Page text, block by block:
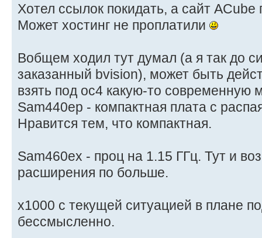
Хотел ссылок покидать, а сайт
Может хостинг не проплатили
Вобщем ходил тут думал (а я так до
заказанный bvision), может быть
взять под ос4 какую-то современную
Sam440ep - компактная плата с
Нравится тем, что компактная.
Sam460ex - проц на 1.15 ГГц. Тут и
расширения по больше.
x1000 с текущей ситуацией в плане
бессмысленно.